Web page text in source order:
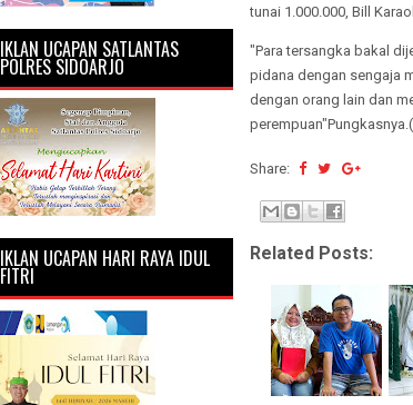
tunai 1.000.000, Bill
"Para tersangka bakal
pidana dengan sengaja
dengan orang lain dan
Share:
Related Posts:
IKLAN UCAPAN SATLANTAS
POLRES SIDOARJO
IKLAN UCAPAN HARI RAYA IDUL
FITRI